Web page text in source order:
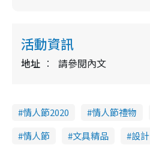
活動資訊
地址 請參閱內文
情人節2020 情人節禮物
情人節
文具精品 設計